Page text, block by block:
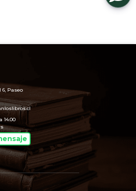
6, Paseo
14.00